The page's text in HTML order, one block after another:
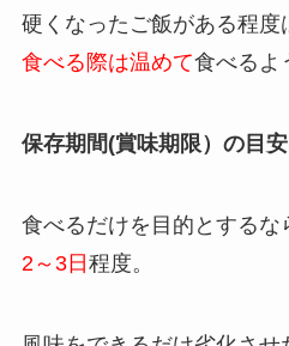
硬くなったご飯がある程度
食べる際は温めて食べるよ
保存期間(賞味期限）の目安
食べるだけを目的とするな
2～3日程度。